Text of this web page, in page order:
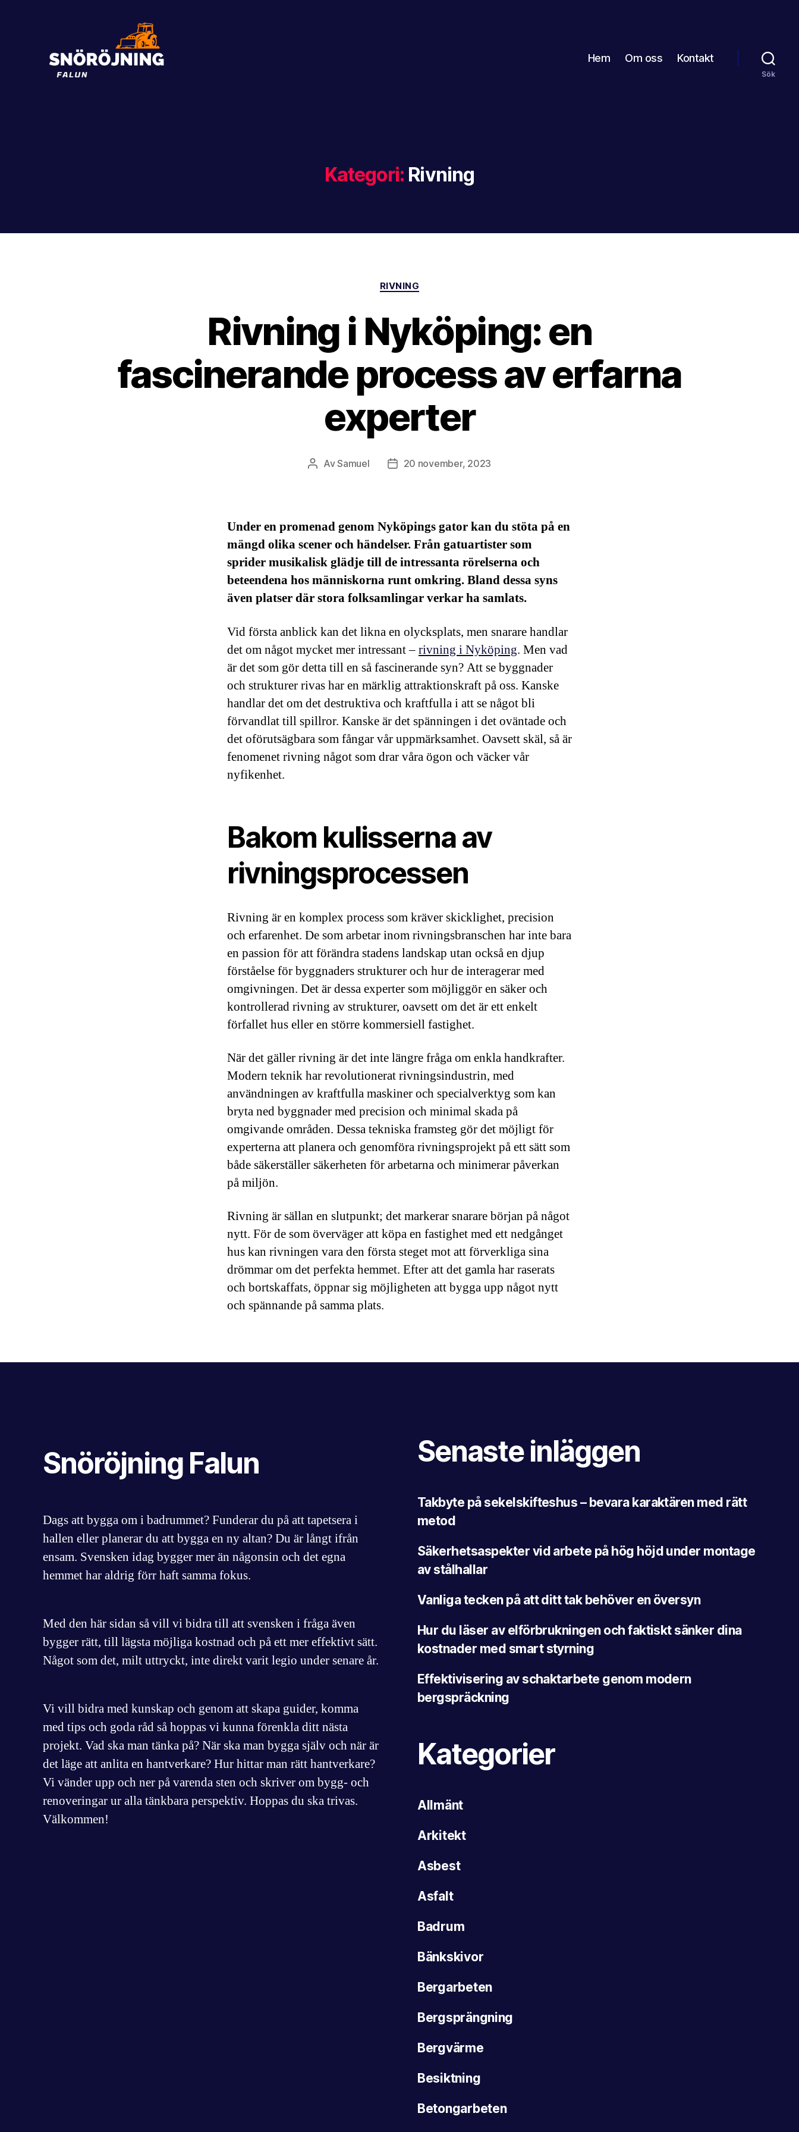
Hem Om oss Kontakt
Sök
Kategori: Rivning
Kategorier
RIVNING
Rivning i Nyköping: en
fascinerande process av erfarna
experter
Inläggsförfattare
AvSamuel Inläggsdatum
20 november, 2023
Under en promenad genom Nyköpings gator kan du stöta på en
mängd olika scener och händelser. Från gatuartister som
sprider musikalisk glädje till de intressanta rörelserna och
beteendena hos människorna runt omkring. Bland dessa syns
även platser där stora folksamlingar verkar ha samlats.
Vid första anblick kan det likna en olycksplats, men snarare handlar
det om något mycket mer intressant –rivning i Nyköping. Men vad
är det som gör detta till en så fascinerande syn? Att se byggnader
och strukturer rivas har en märklig attraktionskraft på oss. Kanske
handlar det om det destruktiva och kraftfulla i att se något bli
förvandlat till spillror. Kanske är det spänningen i det oväntade och
det oförutsägbara som fångar vår uppmärksamhet. Oavsett skäl, så är
fenomenet rivning något som drar våra ögon och väcker vår
nyfikenhet.
Bakom kulisserna av
rivningsprocessen
Rivning är en komplex process som kräver skicklighet, precision
och erfarenhet. De som arbetar inom rivningsbranschen har inte bara
en passion för att förändra stadens landskap utan också en djup
förståelse för byggnaders strukturer och hur de interagerar med
omgivningen. Det är dessa experter som möjliggör en säker och
kontrollerad rivning av strukturer, oavsett om det är ett enkelt
förfallet hus eller en större kommersiell fastighet.
När det gäller rivning är det inte längre fråga om enkla handkrafter.
Modern teknik har revolutionerat rivningsindustrin, med
användningen av kraftfulla maskiner och specialverktyg som kan
bryta ned byggnader med precision och minimal skada på
omgivande områden. Dessa tekniska framsteg gör det möjligt för
experterna att planera och genomföra rivningsprojekt på ett sätt som
både säkerställer säkerheten för arbetarna och minimerar påverkan
på miljön.
Rivning är sällan en slutpunkt; det markerar snarare början på något
nytt. För de som överväger att köpa en fastighet med ett nedgånget
hus kan rivningen vara den första steget mot att förverkliga sina
drömmar om det perfekta hemmet. Efter att det gamla har raserats
och bortskaffats, öppnar sig möjligheten att bygga upp något nytt
och spännande på samma plats.
Snöröjning Falun
Dags att bygga om i badrummet? Funderar du på att tapetsera i
hallen eller planerar du att bygga en ny altan? Du är långt ifrån
ensam. Svensken idag bygger mer än någonsin och det egna
hemmet har aldrig förr haft samma fokus.
Med den här sidan så vill vi bidra till att svensken i fråga även
bygger rätt, till lägsta möjliga kostnad och på ett mer effektivt sätt.
Något som det, milt uttryckt, inte direkt varit legio under senare år.
Vi vill bidra med kunskap och genom att skapa guider, komma
med tips och goda råd så hoppas vi kunna förenkla ditt nästa
projekt. Vad ska man tänka på? När ska man bygga själv och när är
det läge att anlita en hantverkare? Hur hittar man rätt hantverkare?
Vi vänder upp och ner på varenda sten och skriver om bygg- och
renoveringar ur alla tänkbara perspektiv. Hoppas du ska trivas.
Välkommen!
Senaste inläggen
Takbyte på sekelskifteshus – bevara karaktären med rätt
metod
Säkerhetsaspekter vid arbete på hög höjd under montage
av stålhallar
Vanliga tecken på att ditt tak behöver en översyn
Hur du läser av elförbrukningen och faktiskt sänker dina
kostnader med smart styrning
Effektivisering av schaktarbete genom modern
bergspräckning
Kategorier
Allmänt
Arkitekt
Asbest
Asfalt
Badrum
Bänkskivor
Bergarbeten
Bergsprängning
Bergvärme
Besiktning
Betongarbeten